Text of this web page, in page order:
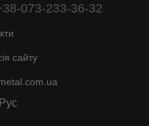
073-233-36-32
сайту
Рус